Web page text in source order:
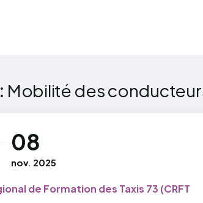
Mobilité des
08
nov. 2025
de Formation des Taxis 73 (CRFT